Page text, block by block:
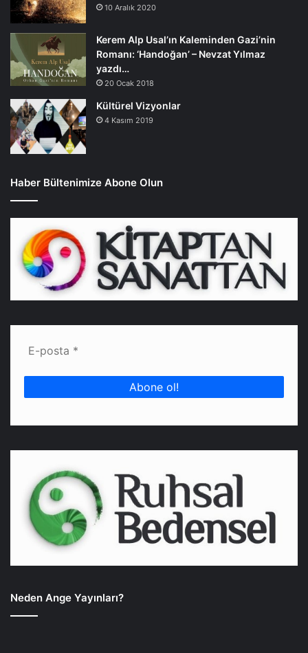
10 Aralık 2020
Kerem Alp Usal’ın Kaleminden Gazi’nin
Romanı: ‘Handoğan’ – Nevzat Yılmaz
yazdı…
20 Ocak 2018
Kültürel Vizyonlar
4 Kasım 2019
Haber Bültenimize Abone Olun
Neden Ange Yayınları?